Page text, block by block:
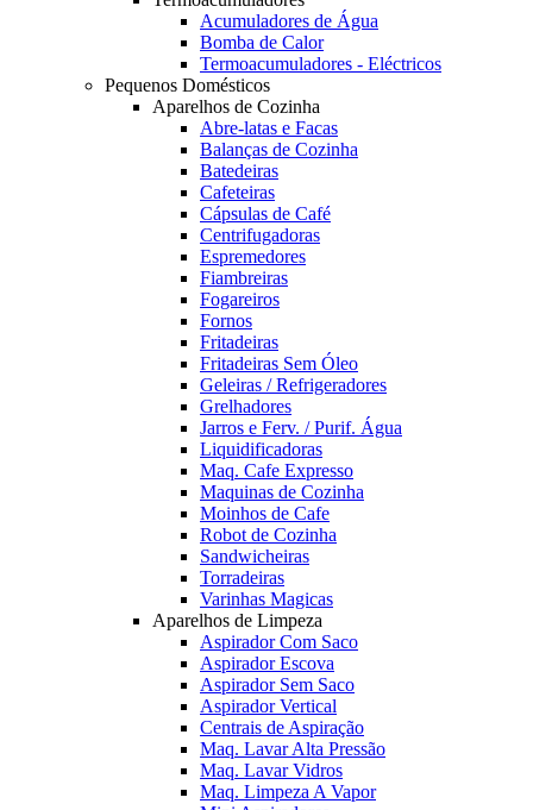
Acumuladores de Água
Bomba de Calor
Termoacumuladores - Eléctricos
Pequenos Domésticos
Aparelhos de Cozinha
Abre-latas e Facas
Balanças de Cozinha
Batedeiras
Cafeteiras
Cápsulas de Café
Centrifugadoras
Espremedores
Fiambreiras
Fogareiros
Fornos
Fritadeiras
Fritadeiras Sem Óleo
Geleiras / Refrigeradores
Grelhadores
Jarros e Ferv. / Purif. Água
Liquidificadoras
Maq. Cafe Expresso
Maquinas de Cozinha
Moinhos de Cafe
Robot de Cozinha
Sandwicheiras
Torradeiras
Varinhas Magicas
Aparelhos de Limpeza
Aspirador Com Saco
Aspirador Escova
Aspirador Sem Saco
Aspirador Vertical
Centrais de Aspiração
Maq. Lavar Alta Pressão
Maq. Lavar Vidros
Maq. Limpeza A Vapor